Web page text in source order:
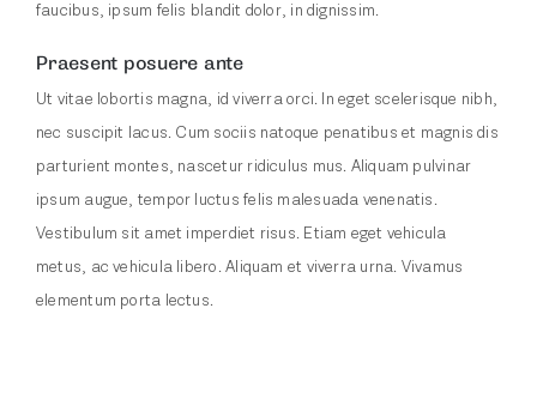
faucibus, ipsum felis blandit dolor, in dignissim.
Praesent posuere ante
Ut vitae lobortis magna, id viverra orci. In eget scelerisque nibh,
nec suscipit lacus. Cum sociis natoque penatibus et magnis dis
parturient montes, nascetur ridiculus mus. Aliquam pulvinar
ipsum augue, tempor luctus felis malesuada venenatis.
Vestibulum sit amet imperdiet risus. Etiam eget vehicula
metus, ac vehicula libero. Aliquam et viverra urna. Vivamus
elementum porta lectus.